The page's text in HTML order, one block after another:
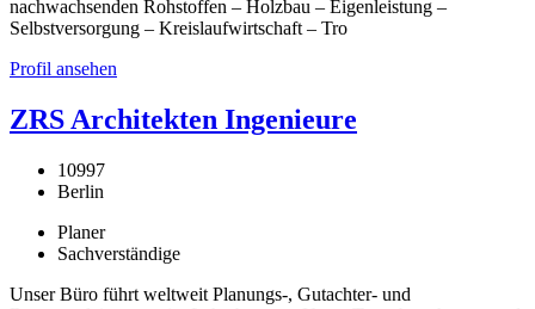
nachwachsenden Rohstoffen – Holzbau – Eigenleistung –
Selbstversorgung – Kreislaufwirtschaft – Tro
Profil ansehen
ZRS Architekten Ingenieure
10997
Berlin
Planer
Sachverständige
Unser Büro führt weltweit Planungs-, Gutachter- und